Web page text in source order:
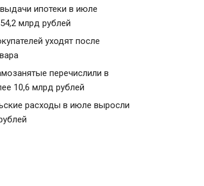
ипотеки в июле
млрд рублей
уходят после
перечислили в
10,6 млрд рублей
расходы в июле выросли